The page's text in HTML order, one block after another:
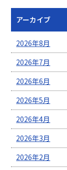
アーカイブ
2026年8月
2026年7月
2026年6月
2026年5月
2026年4月
2026年3月
2026年2月